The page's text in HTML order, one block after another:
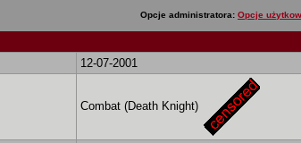
Opcje administratora: Opcje
12-07-2001
Combat (Death Knight)